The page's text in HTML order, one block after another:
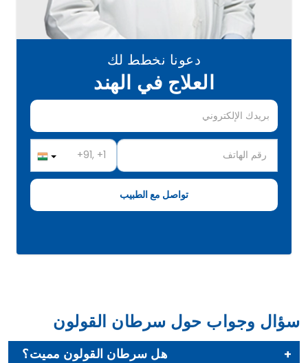
دعونا نخطط لك
العلاج في الهند
سؤال وجواب حول سرطان القولون
هل سرطان القولون مميت؟